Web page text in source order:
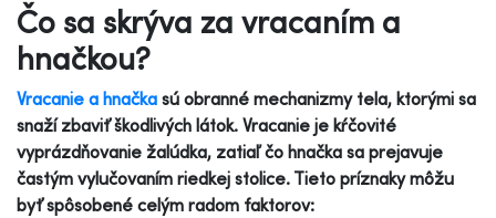
Čo sa skrýva za vracaním a
hnačkou?
Vracanie a hnačka sú obranné mechanizmy tela, ktorými sa
snaží zbaviť škodlivých látok. Vracanie je kŕčovité
vyprázdňovanie žalúdka, zatiaľ čo hnačka sa prejavuje
častým vylučovaním riedkej stolice. Tieto príznaky môžu
byť spôsobené celým radom faktorov: